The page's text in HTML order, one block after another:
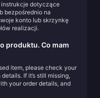
dotyczące
bezpośrednio na
konto lub skrzynkę
realizacji.
produktu. Co mam
item, please check your
If it’s still missing,
your order details, and